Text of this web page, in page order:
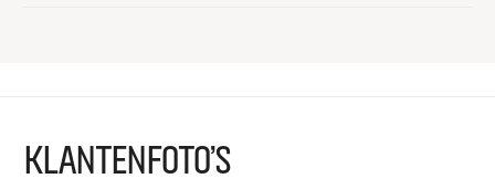
KLANTENFOTO'S